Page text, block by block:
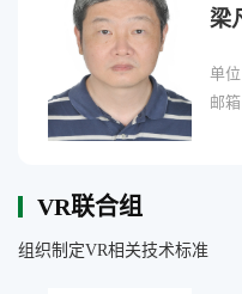
梁
单位
邮箱
VR联合组
组织制定VR相关技术标准